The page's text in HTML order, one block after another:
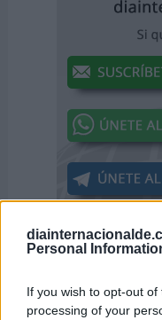
Personal
If you wish to opt-out
processing of your